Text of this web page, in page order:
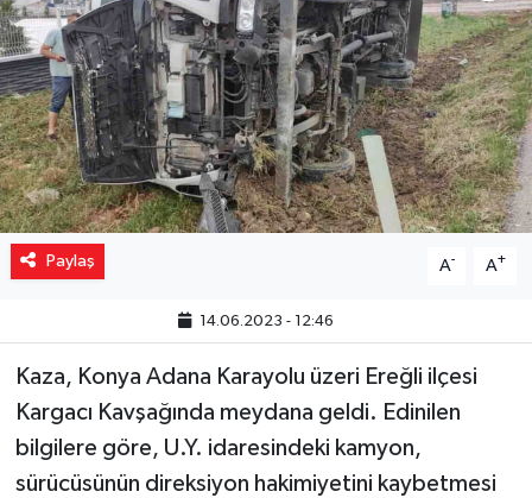
Paylaş A- A+
14.06.2023 - 12:46
Kaza, Konya Adana Karayolu üzeri Ereğli ilçesi
Kargacı Kavşağında meydana geldi. Edinilen
bilgilere göre, U.Y. idaresindeki kamyon,
sürücüsünün direksiyon hakimiyetini kaybetmesi
Resmi ilanlar